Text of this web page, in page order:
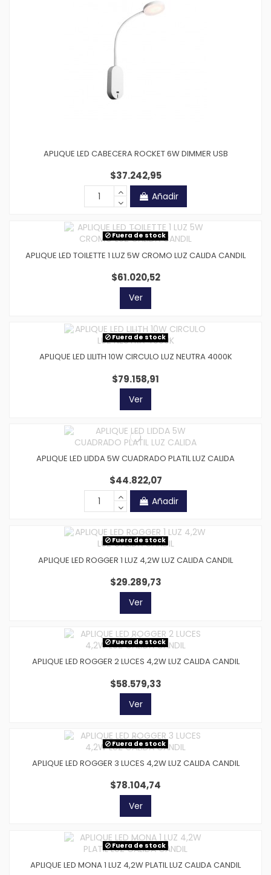
APLIQUE LED CABECERA ROCKET 6W DIMMER USB
$37.242,95
Añadir
Fuera de stock
APLIQUE LED TOILETTE 1 LUZ 5W CROMO LUZ CALIDA CANDIL
$61.020,52
Ver
Fuera de stock
APLIQUE LED LILITH 10W CIRCULO LUZ NEUTRA 4000K
$79.158,91
Ver
APLIQUE LED LIDDA 5W CUADRADO PLATIL LUZ CALIDA
$44.822,07
Añadir
Fuera de stock
APLIQUE LED ROGGER 1 LUZ 4,2W LUZ CALIDA CANDIL
$29.289,73
Ver
Fuera de stock
APLIQUE LED ROGGER 2 LUCES 4,2W LUZ CALIDA CANDIL
$58.579,33
Ver
Fuera de stock
APLIQUE LED ROGGER 3 LUCES 4,2W LUZ CALIDA CANDIL
$78.104,74
Ver
Fuera de stock
APLIQUE LED MONA 1 LUZ 4,2W PLATIL LUZ CALIDA CANDIL